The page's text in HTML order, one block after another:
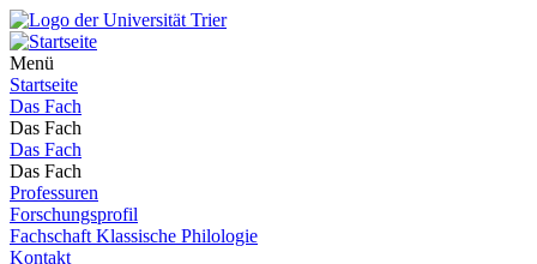
Menü
Startseite
Das Fach
Das Fach
Das Fach
Das Fach
Professuren
Forschungsprofil
Fachschaft Klassische Philologie
Kontakt